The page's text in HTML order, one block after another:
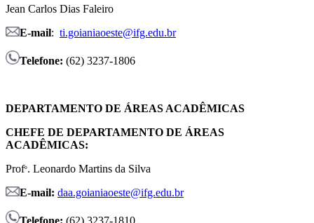
Jean Carlos Dias Faleiro
E-mail: ti.goianiaoeste@ifg.edu.br
Telefone: (62) 3237-1806
DEPARTAMENTO DE ÁREAS ACADÊMICAS
CHEFE DE DEPARTAMENTO DE ÁREAS
ACADÊMICAS:
Profº. Leonardo Martins da Silva
E-mail: daa.goianiaoeste@ifg.edu.br